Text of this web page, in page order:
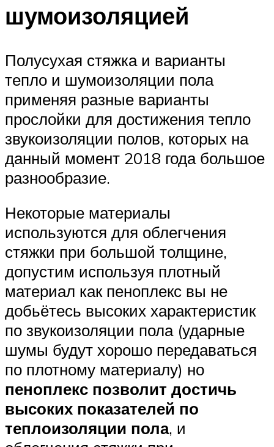
шумоизоляцией
Полусухая стяжка и варианты
тепло и шумоизоляции пола
применяя разные варианты
прослойки для достижения тепло
звукоизоляции полов, которых на
данный момент 2018 года большое
разнообразие.
Некоторые материалы
используются для облегчения
стяжки при большой толщине,
допустим используя плотный
материал как пеноплекс вы не
добьётесь высоких характеристик
по звукоизоляции пола (ударные
шумы будут хорошо передаваться
по плотному материалу) но
пеноплекс позволит достичь
высоких показателей по
теплоизоляции пола, и